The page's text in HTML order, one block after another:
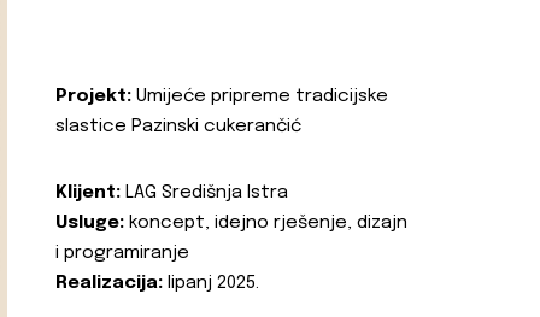
Projekt: Umijeće pripreme tradicijske
slastice Pazinski cukerančić
Klijent: LAG Središnja Istra
Usluge: koncept, idejno rješenje, dizajn
i programiranje
Realizacija: lipanj 2025.